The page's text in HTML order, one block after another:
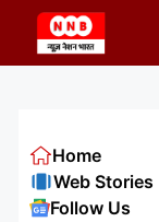
content
Home
Web Stories
Follow Us